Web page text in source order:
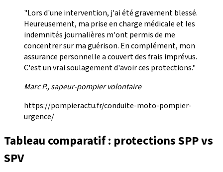
"Lors d'une intervention, j'ai été gravement blessé.
Heureusement, ma prise en charge médicale et les
indemnités journalières m'ont permis de me
concentrer sur ma guérison. En complément, mon
assurance personnelle a couvert des frais imprévus.
C'est un vrai soulagement d'avoir ces protections."
Marc P., sapeur-pompier volontaire
https://pompieractu.fr/conduite-moto-pompier-
urgence/
Tableau comparatif : protections SPP vs
SPV